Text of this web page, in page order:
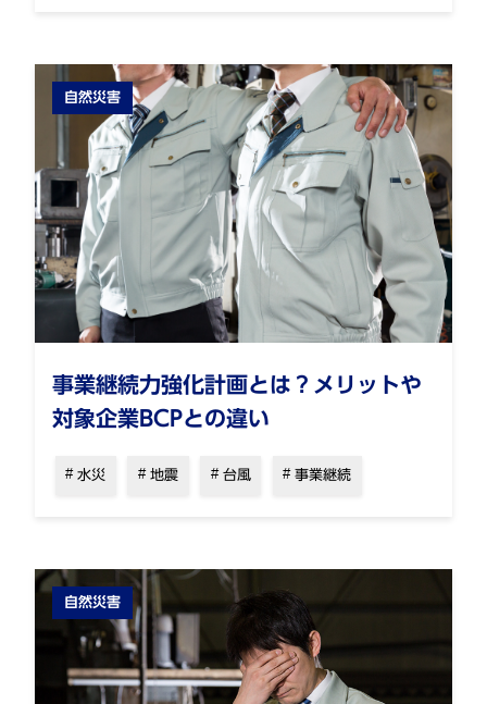
自然災害
事業継続力強化計画とは？メリットや
対象企業BCPとの違い
水災 地震 台風 事業継続
自然災害